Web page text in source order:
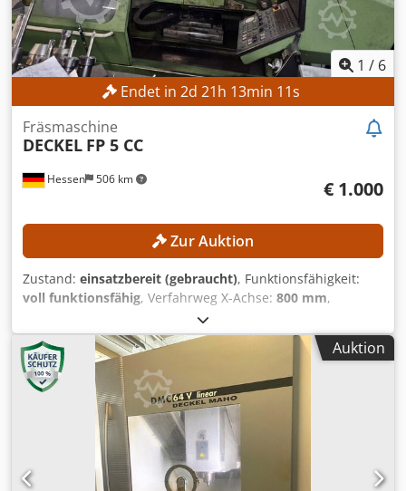
1 / 6
Endet in2d21h13min8s
Hessen 506 km
Fräsmaschine
DECKEL FP 5 CC
€ 1.000
Zur Auktion
Zustand: einsatzbereit (gebraucht), Funktionsfähigkeit:
voll funktionsfähig, Verfahrweg X-Achse: 800 mm,
700 mm, Verfahrweg Z-Achse:
mm, Pinolenhub:80 mm, Gesamtgewicht:3.900 kg, Kein
Mindestpreis - garantierter Verkauf zum höchsten Gebot!
TECHNISCHE DETAILS Verfahrweg X-Achse: 800 mm
Verfahrweg Y-Achse: 700 mm Verfahrweg Z-Achse: 550 mm
Pinolenhub vertikal: 80 mm MASCHINEN-DETAILS
Dkjdpozpwxyefx Ak Ujr Maschinengewicht: 3.900 kg
AUSSTATTUNG Rundtisch
Auktion